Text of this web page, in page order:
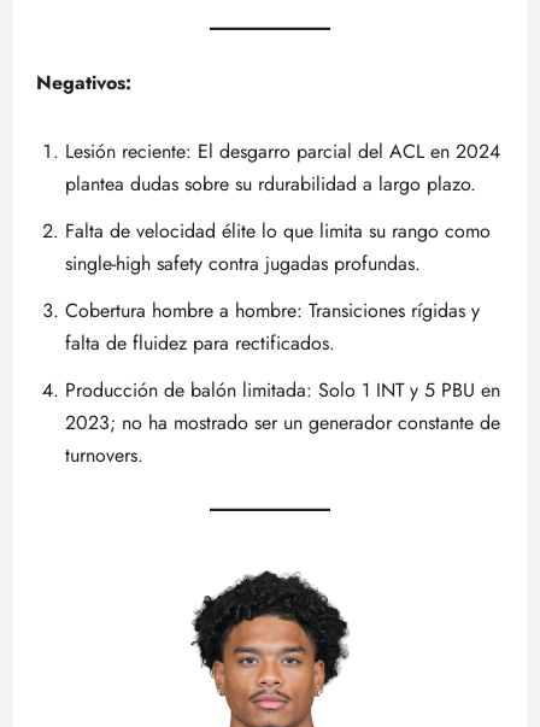
Negativos:
Lesión reciente: El desgarro parcial del ACL en 2024
plantea dudas sobre su rdurabilidad a largo plazo.
Falta de velocidad élite lo que limita su rango como
single-high safety contra jugadas profundas.
Cobertura hombre a hombre: Transiciones rígidas y
falta de fluidez para rectificados.
Producción de balón limitada: Solo 1 INT y 5 PBU en
2023; no ha mostrado ser un generador constante de
turnovers.